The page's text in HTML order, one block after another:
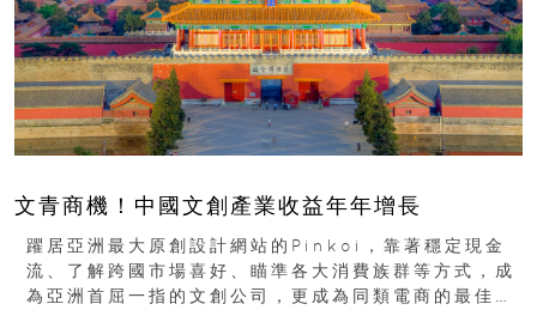
文青商機！中國文創產業收益年年增長
躍居亞洲最大原創設計網站的Pinkoi，靠著穩定現金
流、了解跨國市場喜好、瞄準各大消費族群等方式，成
為亞洲首屈一指的文創公司，更成為同類電商的最佳代